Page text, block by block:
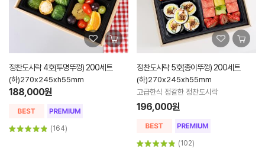
정찬도시락 4호(투명뚜껑) 200세트
(하)270x245xh55mm
188,000원
(164)
정찬도시락 5호(종이뚜껑) 200세트
(하)270x245xh55mm
고급한식 정갈한 정찬도시락
196,000원
(102)